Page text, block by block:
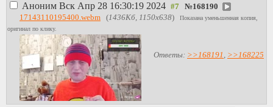
Аноним Вск Апр 28 16:30:19 2024 №168190
17143110195400.webm (1436Кб, 1150x638)
Показана уменьшенная копия,
оригинал по клику.
Ответы: >>168191 , >>168225